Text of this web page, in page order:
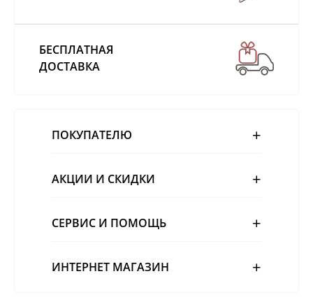
БЕСПЛАТНАЯ
ДОСТАВКА
ПОКУПАТЕЛЮ
АКЦИИ И СКИДКИ
СЕРВИС И ПОМОЩЬ
ИНТЕРНЕТ МАГАЗИН